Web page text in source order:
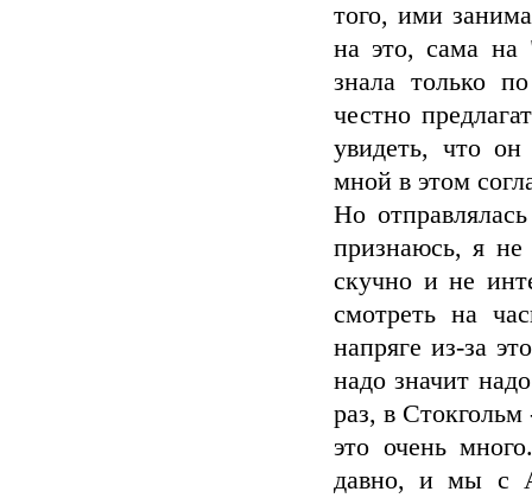
того, ими
на это, сама на
знала только
честно
увидеть, что
мной в этом
Но
признаюсь, я
скучно и не
смотреть на
напряге из-за
надо значит
раз, в
это очень
давно, и мы с